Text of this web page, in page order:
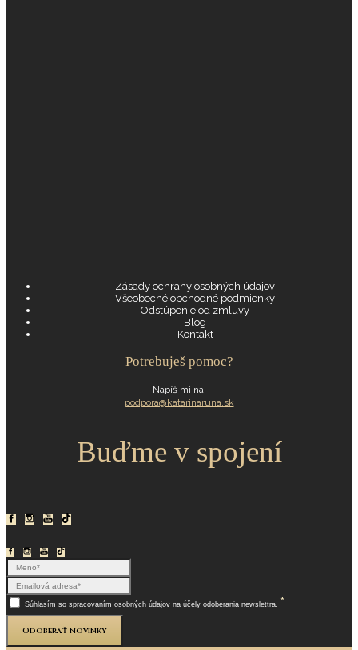
Zásady ochrany osobných údajov
Všeobecné obchodné podmienky
Odstúpenie od zmluvy
Blog
Kontakt
Potrebuješ pomoc?
Napíš mi na
podpora@katarinaruna.sk
Buďme v spojení
Súhlasím so spracovaním osobných údajov na účely odoberania newslettra. *
Odoberať novinky